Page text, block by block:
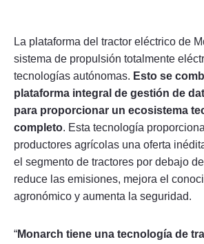
La plataforma del tractor eléctrico de
sistema de propulsión totalmente
tecnologías autónomas. Esto se
plataforma integral de gestión de
para proporcionar un ecosistema
completo. Esta tecnología
productores agrícolas una oferta
el segmento de tractores por debajo
reduce las emisiones, mejora el
agronómico y aumenta la seguridad.
“Monarch tiene una tecnología de